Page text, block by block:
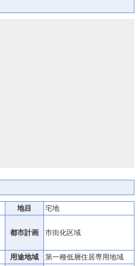
地目 宅地
都市計画 市街化区域
用途地域
第一種低層住居専用地域